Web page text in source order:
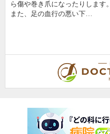
ら傷や巻き爪になったりします。
また、足の血行の悪い下…